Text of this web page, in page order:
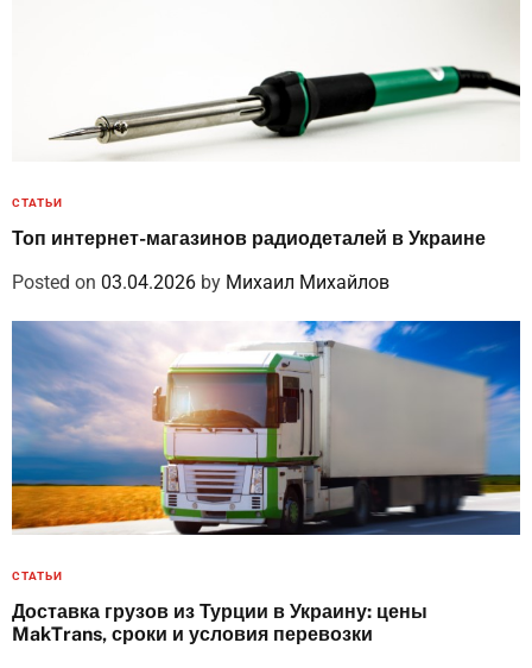
СТАТЬИ
Топ интернет-магазинов радиодеталей в Украине
Posted on 03.04.2026 by Михаил Михайлов
СТАТЬИ
Доставка грузов из Турции в Украину: цены
MakTrans, сроки и условия перевозки